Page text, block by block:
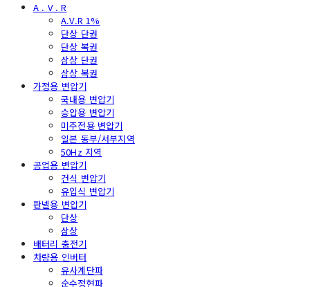
A . V . R
A.V.R 1%
단상 단권
단상 복권
삼상 단권
삼상 복권
가정용 변압기
국내용 변압기
승압용 변압기
미주전용 변압기
일본 동부/서부지역
50Hz 지역
공업용 변압기
건식 변압기
유입식 변압기
판넬용 변압기
단상
삼상
배터리 충전기
차량용 인버터
유사계단파
순수정현파